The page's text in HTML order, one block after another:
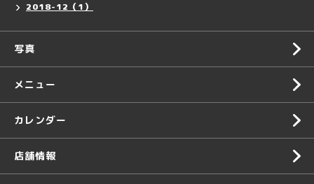
2018-12（1）
写真
メニュー
カレンダー
店舗情報